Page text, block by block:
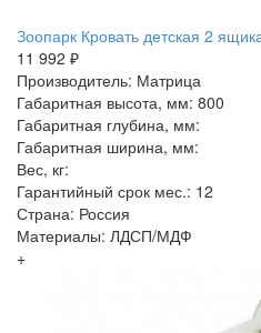
Зоопарк Кровать детская 2
11 992 ₽
Производитель: Матрица
Габаритная высота, мм: 800
Габаритная глубина, мм:
Габаритная ширина, мм:
Вес, кг:
Гарантийный срок мес.: 12
Страна: Россия
Материалы: ЛДСП/МДФ
+